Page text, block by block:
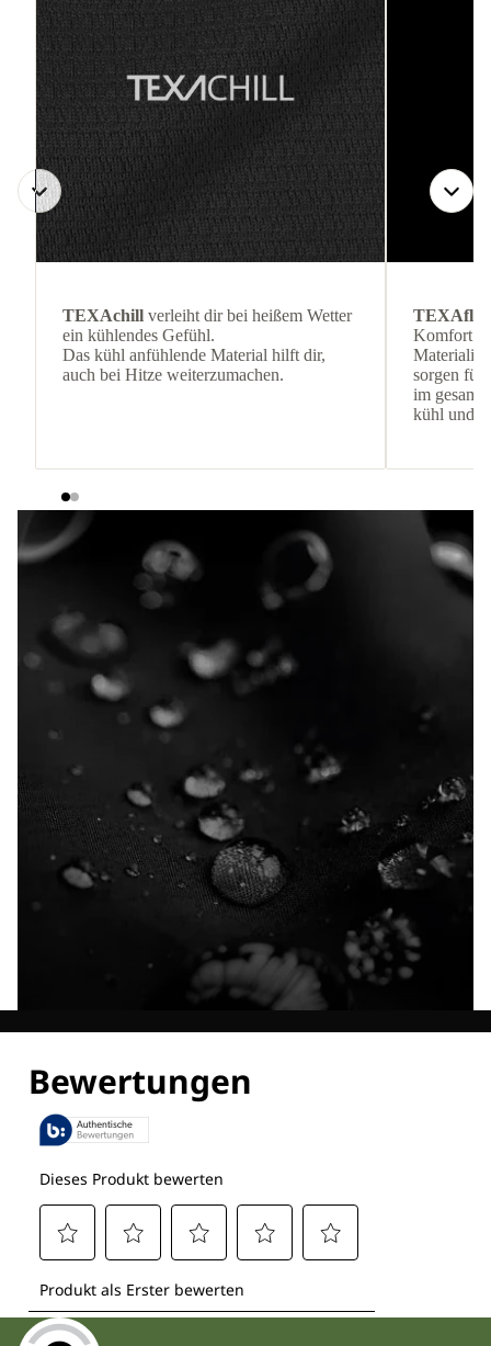
TEXAchill verleiht dir bei heißem Wetter
ein kühlendes Gefühl.
Das kühl anfühlende Material hilft dir,
auch bei Hitze weiterzumachen.
Komfort
sorgen für
im
kühl und